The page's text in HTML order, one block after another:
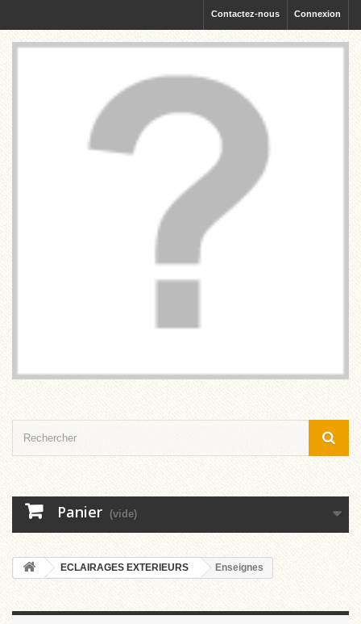
Connexion
Contactez-nous
Panier (vide)
ECLAIRAGES EXTERIEURS Enseignes